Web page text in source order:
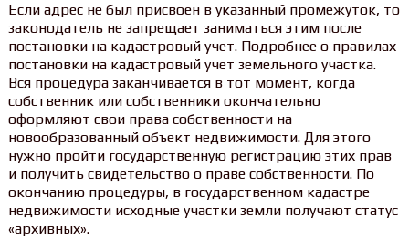
Если адрес не был присвоен в указанный промежуток, то
законодатель не запрещает заниматься этим после
постановки на кадастровый учет. Подробнее о правилах
постановки на кадастровый учет земельного участка.
Вся процедура заканчивается в тот момент, когда
собственник или собственники окончательно
оформляют свои права собственности на
новообразованный объект недвижимости. Для этого
нужно пройти государственную регистрацию этих прав
и получить свидетельство о праве собственности. По
окончанию процедуры, в государственном кадастре
недвижимости исходные участки земли получают статус
«архивных».